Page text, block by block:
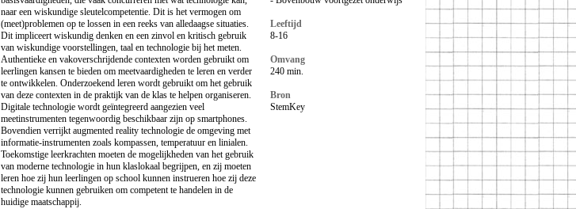
naar een wiskundige sleutelcompetentie. Dit is het vermogen om
(meet)problemen op te lossen in een reeks van alledaagse situaties.
Dit impliceert wiskundig denken en een zinvol en kritisch gebruik
van wiskundige voorstellingen, taal en technologie bij het meten.
Authentieke en vakoverschrijdende contexten worden gebruikt om
leerlingen kansen te bieden om meetvaardigheden te leren en verder
te ontwikkelen. Onderzoekend leren wordt gebruikt om het gebruik
van deze contexten in de praktijk van de klas te helpen organiseren.
Digitale technologie wordt geïntegreerd aangezien veel
meetinstrumenten tegenwoordig beschikbaar zijn op smartphones.
Bovendien verrijkt augmented reality technologie de omgeving met
informatie-instrumenten zoals kompassen, temperatuur en linialen.
Toekomstige leerkrachten moeten de mogelijkheden van het gebruik
van moderne technologie in hun klaslokaal begrijpen, en zij moeten
leren hoe zij hun leerlingen op school kunnen instrueren hoe zij deze
technologie kunnen gebruiken om competent te handelen in de
huidige maatschappij.
Leeftijd
8-16
Omvang
240 min.
Bron
StemKey